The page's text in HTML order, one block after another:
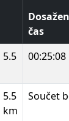
čas
5.5 00:25:08
5.5
km
Součet